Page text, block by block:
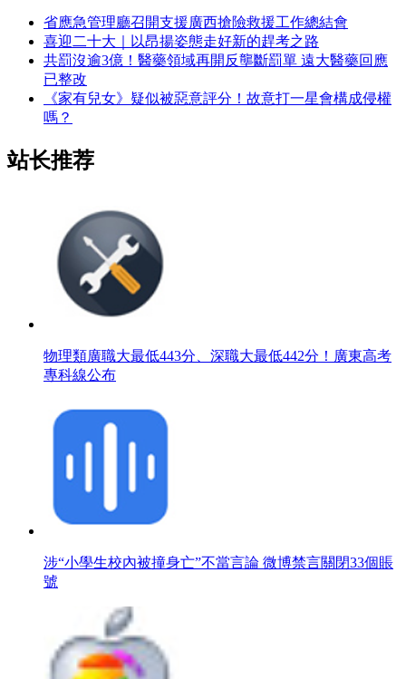
省應急管理廳召開支援廣西搶險救援工作總結會
喜迎二十大｜以昂揚姿態走好新的趕考之路
共罰沒逾3億！醫藥領域再開反壟斷罰單 遠大醫藥回應
已整改
《家有兒女》疑似被惡意評分！故意打一星會構成侵權
嗎？
站长推荐
物理類廣職大最低443分、深職大最低442分！廣東高考
專科線公布
涉“小學生校內被撞身亡”不當言論 微博禁言關閉33個賬
號